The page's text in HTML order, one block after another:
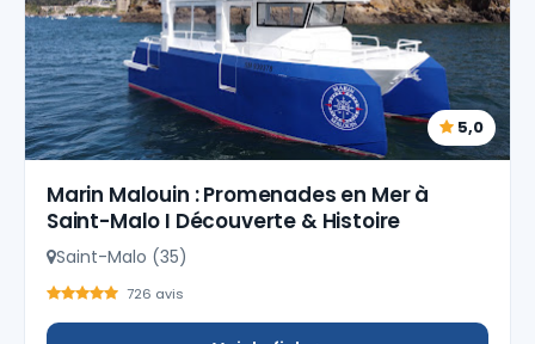
5,0
Marin Malouin : Promenades en Mer à
Saint-Malo I Découverte & Histoire
Saint-Malo (35)
726 avis